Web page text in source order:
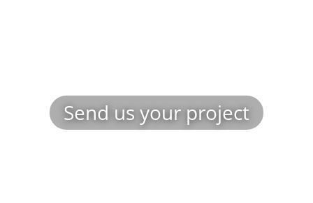
Send us your project